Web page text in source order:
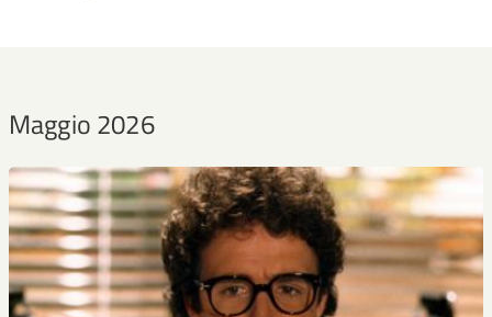
Maggio 2026